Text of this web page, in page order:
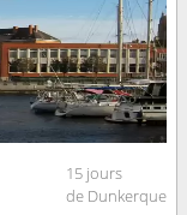
15 jours
de Dunkerque